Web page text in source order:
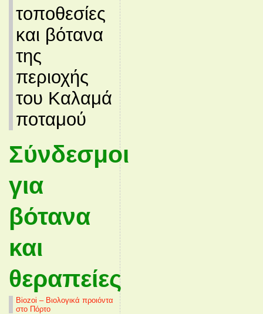
τοποθεσίες
και βότανα
της
περιοχής
του Καλαμά
ποταμού
Σύνδεσμοι
για
βότανα
και
θεραπείες
Biozoi – Βιολογικά προιόντα
στο Πόρτο